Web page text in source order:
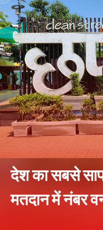
देश का सबसे
मतदान में नंबर